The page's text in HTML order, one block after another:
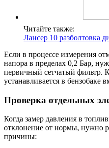
Читайте также:
Лансер 10 разболтовка
Если в процессе измерения
напора в пределах 0,2 Бар,
первичный сетчатый фильтр.
устанавливается в бензобаке
Проверка отдельных
Когда замер давления в
отклонение от нормы, нужно
причины: